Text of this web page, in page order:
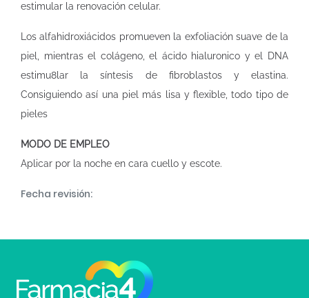
estimular la renovación celular.
Los alfahidroxiácidos promueven la exfoliación suave de la
piel, mientras el colágeno, el ácido hialuronico y el DNA
estimu8lar la síntesis de fibroblastos y elastina.
Consiguiendo así una piel más lisa y flexible, todo tipo de
pieles
MODO DE EMPLEO
Aplicar por la noche en cara cuello y escote.
Fecha revisión: